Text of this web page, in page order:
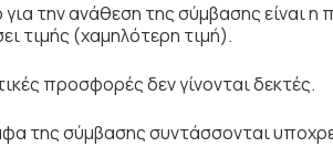
για την ανάθεση της σύμβασης
τιμής (χαμηλότερη τιμή).
προσφορές δεν γίνονται δεκτές.
της σύμβασης συντάσσονται